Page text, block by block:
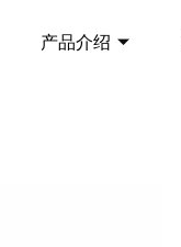
产品介绍